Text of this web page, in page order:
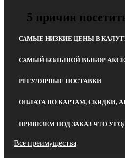
5 причин
САМЫЕ НИЗКИЕ ЦЕНЫ В
САМЫЙ БОЛЬШОЙ ВЫБОР
РЕГУЛЯРНЫЕ ПОСТАВКИ
ОПЛАТА ПО КАРТАМ, СКИДКИ,
ПРИВЕЗЕМ ПОД ЗАКАЗ ЧТО
Все преимущества